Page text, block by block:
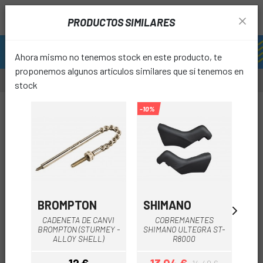
PRODUCTOS SIMILARES
Ahora mismo no tenemos stock en este producto, te
proponemos algunos artículos similares que sí tenemos en
stock
BROMPTON
CADENETA DE CANVI
BROMPTON (STURMEY -
ALLOY SHELL)
-10%
SHIMANO
COBREMANETES
SHIMANO ULTEGRA ST-
R8000